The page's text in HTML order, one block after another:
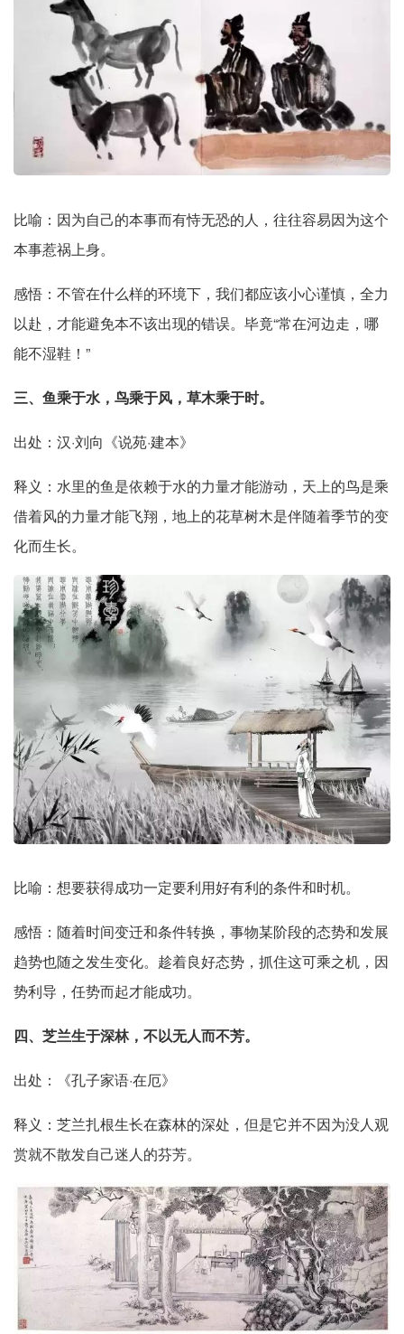
比喻：因为自己的本事而有恃无恐的人，往往容易因为这个
本事惹祸上身。
感悟：不管在什么样的环境下，我们都应该小心谨慎，全力
以赴，才能避免本不该出现的错误。毕竟“常在河边走，哪
能不湿鞋！”
三、鱼乘于水，鸟乘于风，草木乘于时。
出处：汉·刘向《说苑·建本》
释义：水里的鱼是依赖于水的力量才能游动，天上的鸟是乘
借着风的力量才能飞翔，地上的花草树木是伴随着季节的变
化而生长。
比喻：想要获得成功一定要利用好有利的条件和时机。
感悟：随着时间变迁和条件转换，事物某阶段的态势和发展
趋势也随之发生变化。趁着良好态势，抓住这可乘之机，因
势利导，任势而起才能成功。
四、芝兰生于深林，不以无人而不芳。
出处：《孔子家语·在厄》
释义：芝兰扎根生长在森林的深处，但是它并不因为没人观
赏就不散发自己迷人的芬芳。